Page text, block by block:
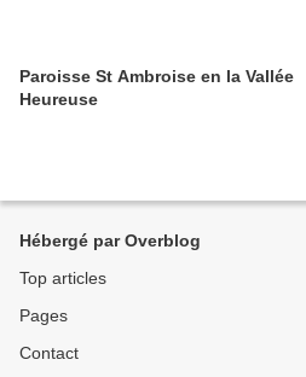
Paroisse St Ambroise en la Vallée
Heureuse
Hébergé par Overblog
Top articles
Pages
Contact